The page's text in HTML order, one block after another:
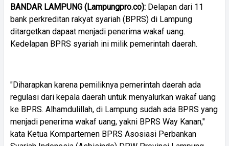
BANDAR LAMPUNG (Lampungpro.co): Delapan dari 11
bank perkreditan rakyat syariah (BPRS) di Lampung
ditargetkan dapaat menjadi penerima wakaf uang.
Kedelapan BPRS syariah ini milik pemerintah daerah.
"Diharapkan karena pemiliknya pemerintah daerah ada
regulasi dari kepala daerah untuk menyalurkan wakaf uang
ke BPRS. Alhamdulillah, di Lampung sudah ada BPRS yang
menjadi penerima wakaf uang, yakni BPRS Way Kanan,"
kata Ketua Kompartemen BPRS Asosiasi Perbankan